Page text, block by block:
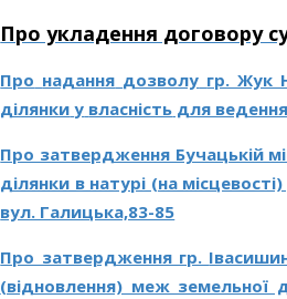
Про укладення договору
Про надання дозволу гр. Жук
ділянки у власність для
Про затвердження Бучацькій
ділянки в натурі (на
вул. Галицька,83-85
Про затвердження гр.
(відновлення) меж земельної